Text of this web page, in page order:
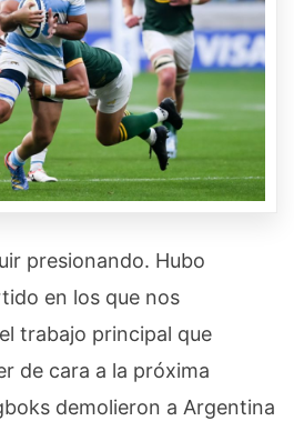
presionando. Hubo
en los que nos
trabajo principal que
de cara a la próxima
demolieron a Argentina